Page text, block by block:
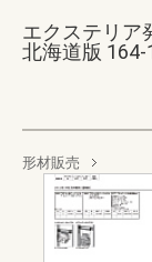
エクステリア
北海道版
形材販売